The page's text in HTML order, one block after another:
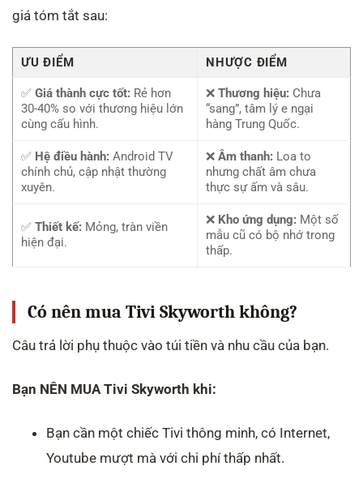
giá tóm tắt sau:
ƯU ĐIỂM NHƯỢC ĐIỂM
✅ Giá thành cực tốt: Rẻ hơn
30-40% so với thương hiệu lớn
cùng cấu hình.
❌ Thương hiệu: Chưa
“sang”, tâm lý e ngại
hàng Trung Quốc.
✅ Hệ điều hành: Android TV
chính chủ, cập nhật thường
xuyên.
❌ Âm thanh: Loa to
nhưng chất âm chưa
thực sự ấm và sâu.
✅ Thiết kế: Mỏng, tràn viền
hiện đại.
❌ Kho ứng dụng: Một số
mẫu cũ có bộ nhớ trong
thấp.
Có nên mua Tivi Skyworth không?
Câu trả lời phụ thuộc vào túi tiền và nhu cầu của bạn.
Bạn NÊN MUA Tivi Skyworth khi:
Bạn cần một chiếc Tivi thông minh, có Internet,
Youtube mượt mà với chi phí thấp nhất.